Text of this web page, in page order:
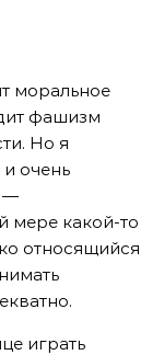
моральное
фашизм
Но я
очень
—
мере какой-то
относящийся
играть